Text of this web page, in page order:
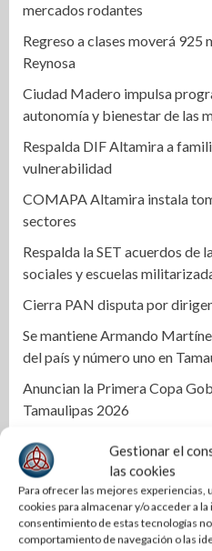
Gestionar el
las cookies
Para ofrecer las mejores experiencias,
cookies para almacenar y/o acceder a
consentimiento de estas tecnologías
comportamiento de navegación o las
mercados rodantes
Regreso a clases moverá 925
Reynosa
Ciudad Madero impulsa
autonomía y bienestar de las
Respalda DIF Altamira a
vulnerabilidad
COMAPA Altamira instala
sectores
Respalda la SET acuerdos de
sociales y escuelas
Cierra PAN disputa por
Se mantiene Armando
del país y número uno en
Anuncian la Primera Copa
Tamaulipas 2026
Reconoce Américo labor de la
Tamaulipas; atestigua llegada
estatal
Una Tras Otra | Le tupe PRI a
cómplice